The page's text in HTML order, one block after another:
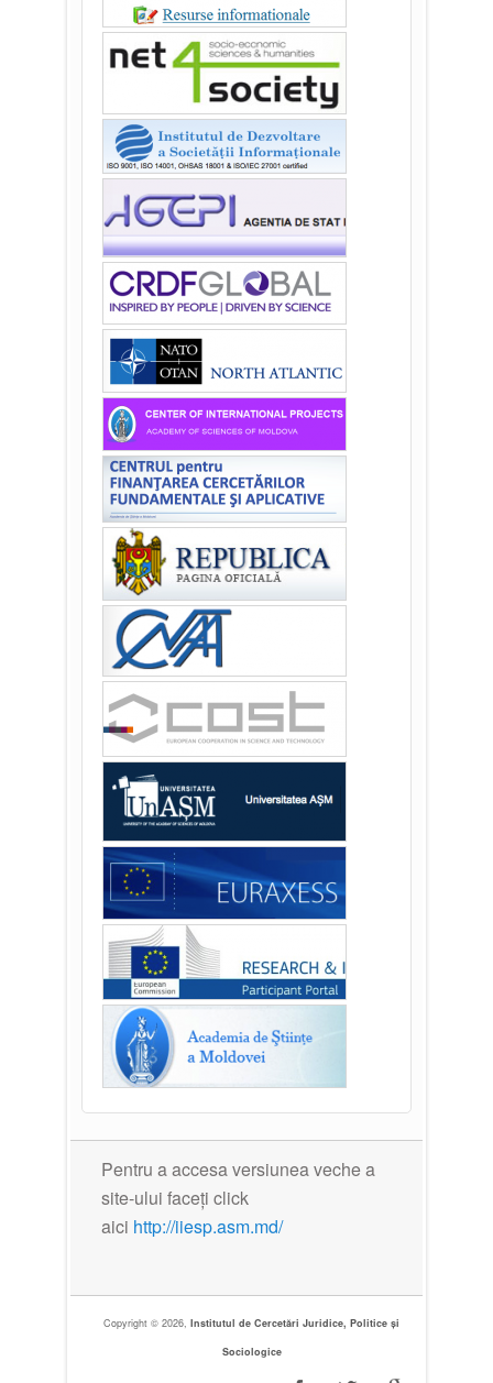
Pentru a accesa versiunea veche a
site-ului faceți click
aici http://iiesp.asm.md/
Copyright © 2026,Institutul de Cercetări Juridice, Politice și
Sociologice